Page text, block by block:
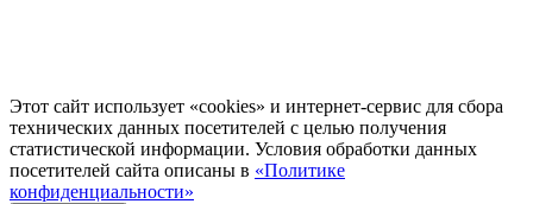
Этот сайт использует «cookies» и интернет-сервис для сбора
технических данных посетителей с целью получения
статистической информации. Условия обработки данных
посетителей сайта описаны в «Политике
конфиденциальности»